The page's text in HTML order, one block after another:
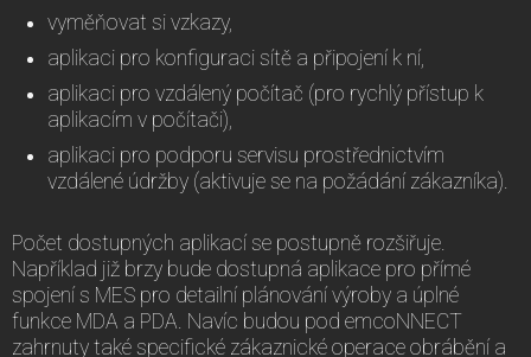
vyměňovat si vzkazy,
aplikaci pro konfiguraci sítě a připojení k ní,
aplikaci pro vzdálený počítač (pro rychlý přístup k
aplikacím v počítači),
aplikaci pro podporu servisu prostřednictvím
vzdálené údržby (aktivuje se na požádání zákazníka).
Počet dostupných aplikací se postupně rozšiřuje.
Například již brzy bude dostupná aplikace pro přímé
spojení s MES pro detailní plánování výroby a úplné
funkce MDA a PDA. Navíc budou pod emcoNNECT
zahrnuty také specifické zákaznické operace obrábění a